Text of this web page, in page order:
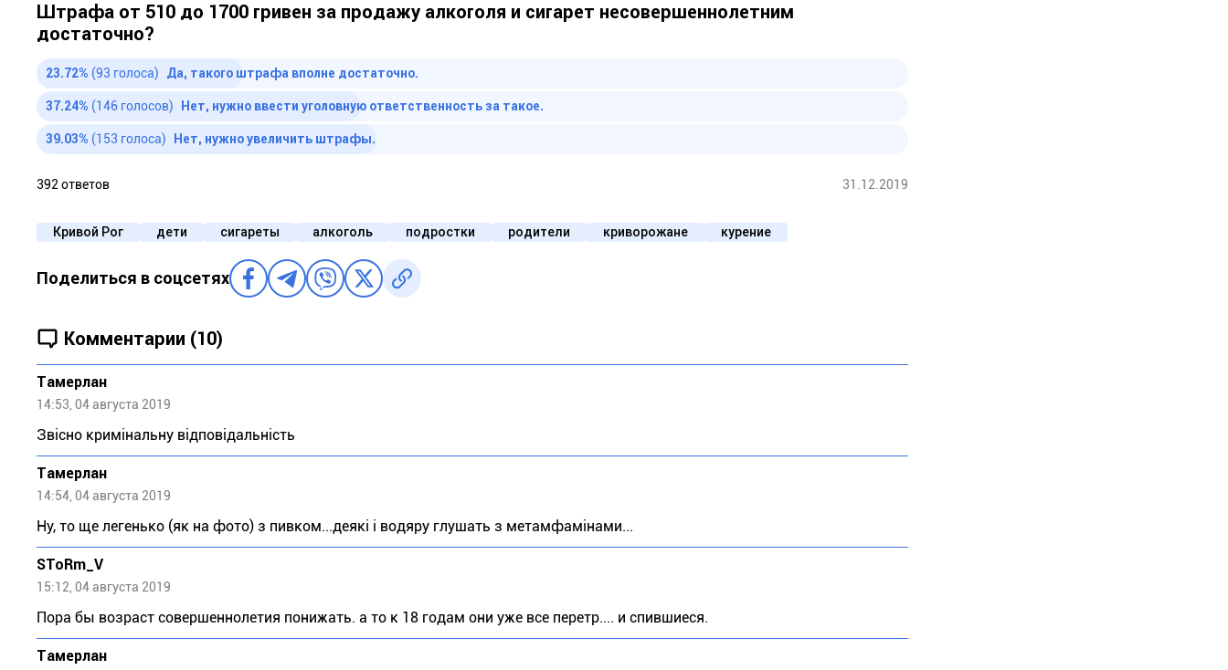
Штрафа от 510 до 1700 гривен за продажу алкоголя и сигарет несовершеннолетним
достаточно?
23.72% (93 голоса) Да, такого штрафа вполне достаточно.
37.24% (146 голосов) Нет, нужно ввести уголовную ответственность за такое.
39.03% (153 голоса) Нет, нужно увеличить штрафы.
392 ответов 31.12.2019
Кривой Рог дети сигареты алкоголь подростки родители криворожане курение
Поделиться в соцсетях
Комментарии (10)
Тaмeрлан
14:53, 04 августа 2019
Звісно кримінальну відповідальність
Тaмeрлан
14:54, 04 августа 2019
Ну, то ще легенько (як на фото) з пивком...деякі і водяру глушать з метамфамінами...
SToRm_V
15:12, 04 августа 2019
Пора бы возраст совершеннолетия понижать. а то к 18 годам они уже все перетр.... и спившиеся.
Тaмeрлан